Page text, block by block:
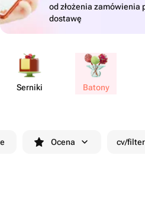
od złożenia zamówienia
dostawę
Serniki Batony
Ocena cv/